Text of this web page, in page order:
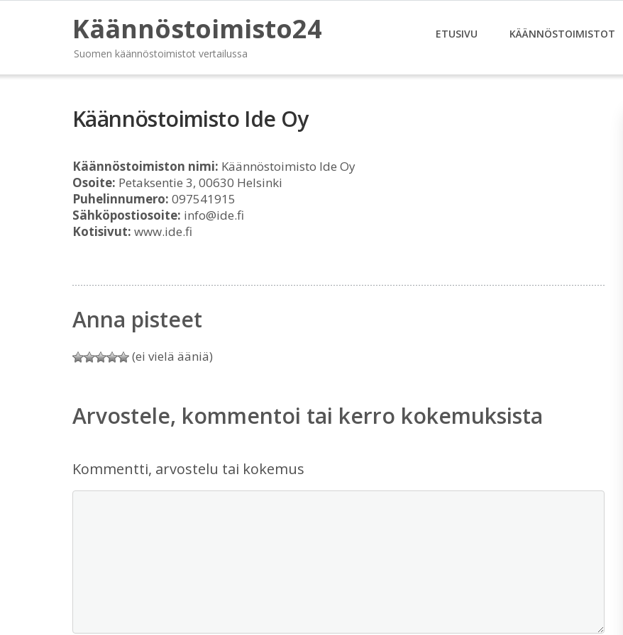
Käännöstoimisto24
Suomen käännöstoimistot vertailussa
ETUSIVU KÄÄNNÖSTOIMISTOT
Käännöstoimisto Ide Oy
Käännöstoimiston nimi: Käännöstoimisto Ide Oy
Osoite: Petaksentie 3, 00630 Helsinki
Puhelinnumero: 097541915
Sähköpostiosoite: info@ide.fi
Kotisivut: www.ide.fi
Anna pisteet
(ei vielä ääniä)
Arvostele, kommentoi tai kerro kokemuksista
Kommentti, arvostelu tai kokemus